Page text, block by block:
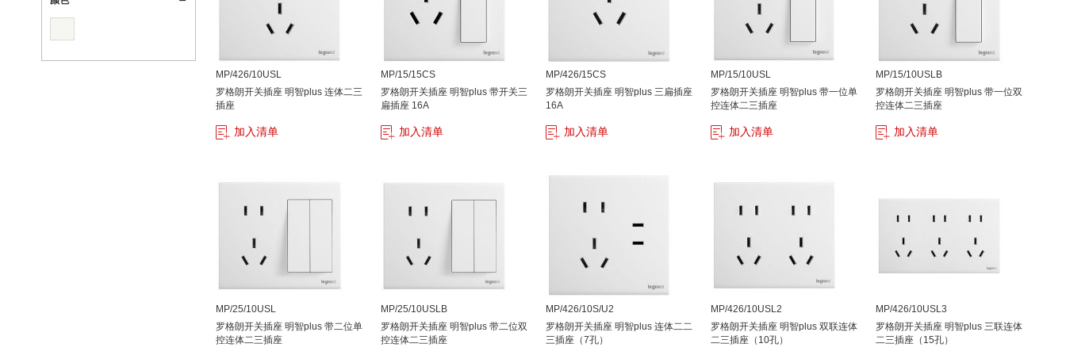
MP/426/10USL
罗格朗开关插座 明智plus 连体二三
插座
加入清单
MP/15/15CS
罗格朗开关插座 明智plus 带开关三
扁插座 16A
加入清单
MP/426/15CS
罗格朗开关插座 明智plus 三扁插座
16A
加入清单
MP/15/10USL
罗格朗开关插座 明智plus 带一位单
控连体二三插座
加入清单
MP/15/10USLB
罗格朗开关插座 明智plus 带一位双
控连体二三插座
加入清单
MP/25/10USL
罗格朗开关插座 明智plus 带二位单
控连体二三插座
MP/25/10USLB
罗格朗开关插座 明智plus 带二位双
控连体二三插座
MP/426/10S/U2
罗格朗开关插座 明智plus 连体二二
三插座（7孔）
MP/426/10USL2
罗格朗开关插座 明智plus 双联连体
二三插座（10孔）
MP/426/10USL3
罗格朗开关插座 明智plus 三联连体
二三插座（15孔）